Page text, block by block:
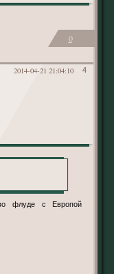
0
4
2014-04-21 21:04:10
флуде с Европой